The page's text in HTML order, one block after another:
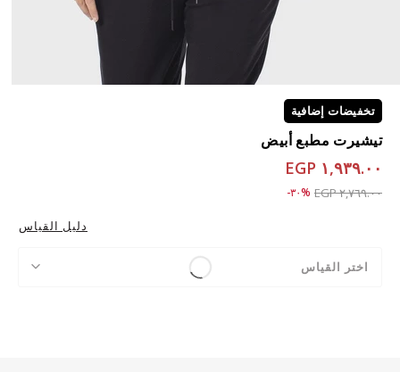
تخفيضات إضافية
تيشيرت مطبع أبيض
١,٩٣٩.٠٠ EGP
Price reduced from
٢,٧٦٩.٠٠ EGP to ١,٩٣٩.٠٠ EGP%٣٠-
دليل القياس
اختر القياس